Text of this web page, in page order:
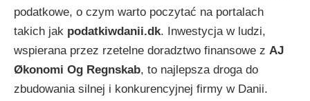
podatkowe, o czym warto poczytać na portalach
takich jak podatkiwdanii.dk. Inwestycja w ludzi,
wspierana przez rzetelne doradztwo finansowe z AJ
Økonomi Og Regnskab, to najlepsza droga do
zbudowania silnej i konkurencyjnej firmy w Danii.